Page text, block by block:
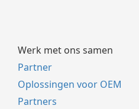
Werk met ons samen
Partner
Oplossingen voor OEM
Partners